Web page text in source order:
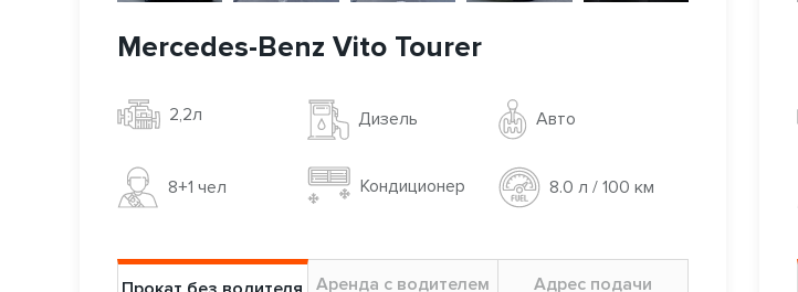
Mercedes-Benz Vito Tourer
2,2л Дизель Авто
8+1 чел Кондиционер 8.0 л / 100 км
Аренда с водителем Адрес подачи